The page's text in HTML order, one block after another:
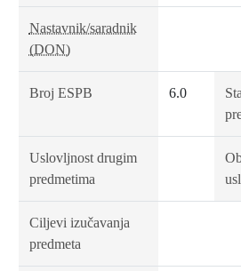
Nastavnik/saradnik
(DON)
Broj ESPB 6.0
Uslovljnost drugim
predmetima
Ciljevi izučavanja
predmeta